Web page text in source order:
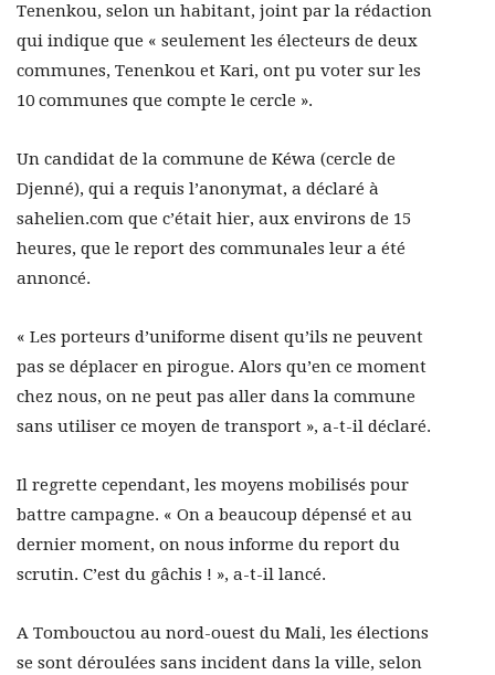
Tenenkou, selon un habitant, joint par la rédaction
qui indique que « seulement les électeurs de deux
communes, Tenenkou et Kari, ont pu voter sur les
10 communes que compte le cercle ».
Un candidat de la commune de Kéwa (cercle de
Djenné), qui a requis l’anonymat, a déclaré à
sahelien.com que c’était hier, aux environs de 15
heures, que le report des communales leur a été
annoncé.
« Les porteurs d’uniforme disent qu’ils ne peuvent
pas se déplacer en pirogue. Alors qu’en ce moment
chez nous, on ne peut pas aller dans la commune
sans utiliser ce moyen de transport », a-t-il déclaré.
Il regrette cependant, les moyens mobilisés pour
battre campagne. « On a beaucoup dépensé et au
dernier moment, on nous informe du report du
scrutin. C’est du gâchis ! », a-t-il lancé.
A Tombouctou au nord-ouest du Mali, les élections
se sont déroulées sans incident dans la ville, selon